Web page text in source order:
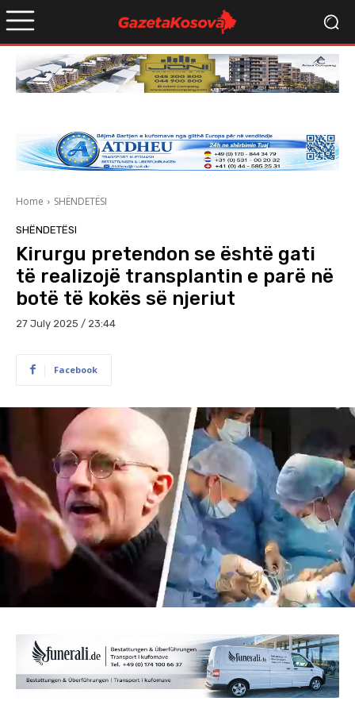
Home SHËNDETËSI
SHËNDETËSI
Kirurgu pretendon se është gati
të realizojë transplantin e parë në
botë të kokës së njeriut
27 July 2025 / 23:44
Facebook